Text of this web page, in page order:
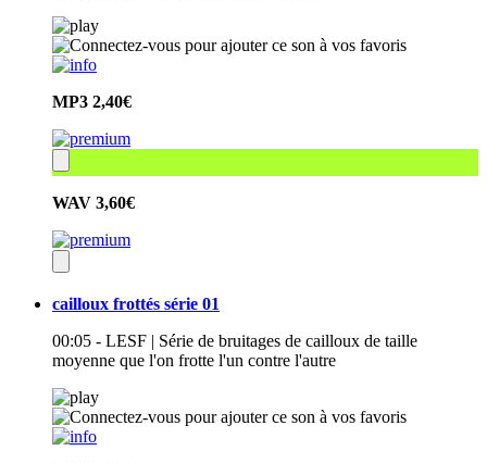
MP3 2,40€
WAV 3,60€
cailloux frottés série 01
00:05 - LESF | Série de bruitages de cailloux de taille
moyenne que l'on frotte l'un contre l'autre